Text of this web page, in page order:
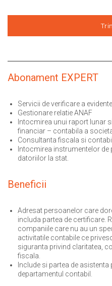
Abonament EXPERT
Servicii de verificare a
Gestionare relatie ANAF
Intocmirea unui raport lunar
financiar – contabila a
Consultanta fiscala si
Intocmirea instrumentelor
datoriilor la stat.
Beneficii
Adresat persoanelor care
includa partea de certificare.
companiile care nu au un
activitatile contabile ce
siguranta privind claritatea,
fiscala.
Include si partea de
departamentul contabil.